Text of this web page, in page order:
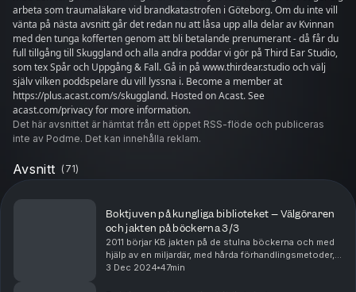
arbeta som traumaläkare vid brandkatastrofen i Göteborg. Om du inte vill
vänta på nästa avsnitt går det redan nu att låsa upp alla delar av Kvinnan
med den tunga kofferten genom att bli betalande prenumerant - då får du
full tillgång till Skuggland och alla andra poddar vi gör på Third Ear Studio,
som tex Spår och Uppgång & Fall. Gå in på www.thirdear.studio och välj
själv vilken poddspelare du vill lyssna i. Become a member at
https://plus.acast.com/s/skuggland. Hosted on Acast. See
acast.com/privacy for more information.
Det här avsnittet är hämtat från ett öppet RSS-flöde och publiceras
inte av Podme. Det kan innehålla reklam.
Avsnitt (71)
Boktjuven på kungliga biblioteket – Välgöraren
och jakten på böckerna 3/3
2011 börjar KB jakten på de stulna böckerna och med
hjälp av en miljardär, med hårda förhandlingsmetoder,
får man tillbaka flera verk. Och än i dag pågår
3 Dec 2024 47min